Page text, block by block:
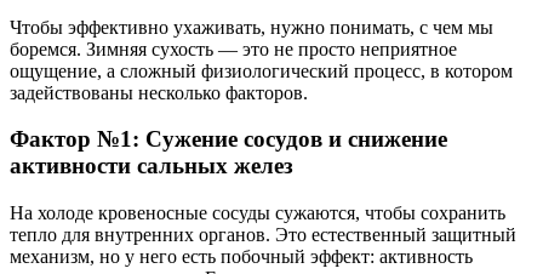
Чтобы эффективно ухаживать, нужно понимать, с чем мы
боремся. Зимняя сухость — это не просто неприятное
ощущение, а сложный физиологический процесс, в котором
задействованы несколько факторов.
Фактор №1: Сужение сосудов и снижение
активности сальных желез
На холоде кровеносные сосуды сужаются, чтобы сохранить
тепло для внутренних органов. Это естественный защитный
механизм, но у него есть побочный эффект: активность